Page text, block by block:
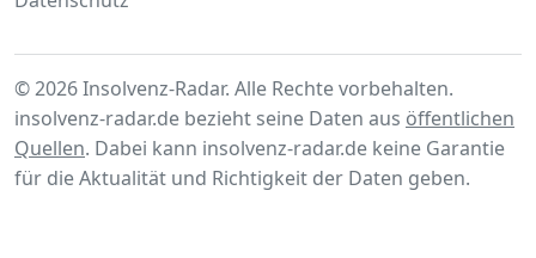
© 2026 Insolvenz-Radar. Alle Rechte vorbehalten.
insolvenz-radar.de bezieht seine Daten aus öffentlichen
Quellen. Dabei kann insolvenz-radar.de keine Garantie
für die Aktualität und Richtigkeit der Daten geben.